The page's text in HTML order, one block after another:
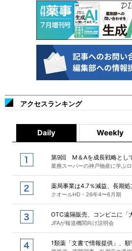
アクセスランキング
Daily Weekly
第9回 M＆Aを成長戦略とし
業務スーパーの神戸物産に学ぶ
薬局事業は4.7％減益、長期処
クオールHD・26年4〜6月期
OTC遠隔販売、コンビニに「
JFAが報道機関向け説明会
1類薬「文書で情報提供」、